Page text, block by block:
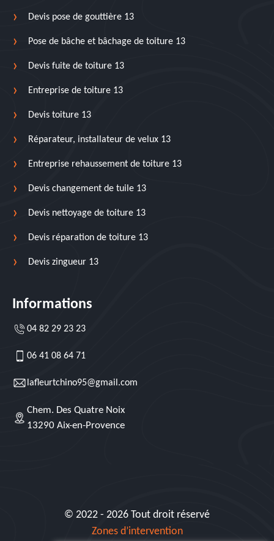
Devis pose de gouttière 13
Pose de bâche et bâchage de toiture 13
Devis fuite de toiture 13
Entreprise de toiture 13
Devis toiture 13
Réparateur, installateur de velux 13
Entreprise rehaussement de toiture 13
Devis changement de tuile 13
Devis nettoyage de toiture 13
Devis réparation de toiture 13
Devis zingueur 13
Informations
04 82 29 23 23
06 41 08 64 71
lafleurtchino95@gmail.com
Chem. Des Quatre Noix
13290 Aix-en-Provence
© 2022 - 2026 Tout droit réservé
Zones d’intervention